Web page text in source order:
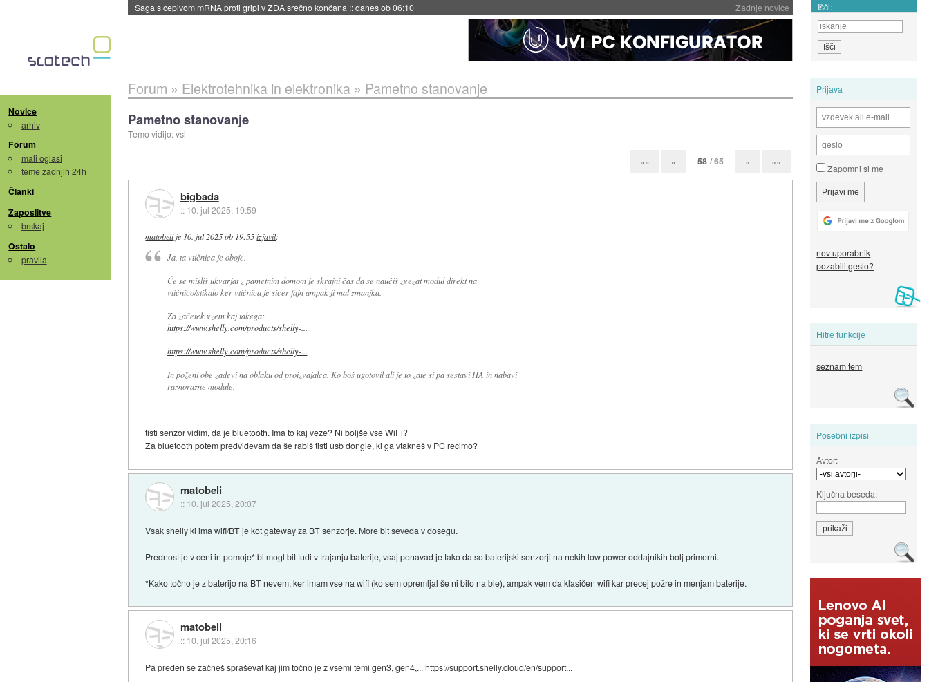
Zadnje novice
BMW v vozilih začel predvajati reklame::danes ob 06:09 Išči:
Novice
arhiv
Forum
mali oglasi
teme zadnjih 24h
Članki
Zaposlitve
brskaj
Ostalo
pravila
Prijava
Zapomni si me
nov uporabnik
pozabili geslo?
Hitre funkcije
seznam tem
Posebni izpisi
Avtor:
Ključna beseda:
Forum » Elektrotehnika in elektronika» Pametno stanovanje
Pametno stanovanje
Temo vidijo: vsi
«« « 58 / 65 » »»
bigbada
:: 10. jul 2025, 19:59
matobelije 10. jul 2025 ob 19:55 izjavil:
Ja, ta vtičnica je oboje.
Če se misliš ukvarjat z pametnim domom je skrajni čas da se naučiš zvezat modul direkt na
vtičnico/stikalo ker vtičnica je sicer fajn ampak ji mal zmanjka.
Za začetek vzem kaj takega:
https://www.shelly.com/products/shelly-...
https://www.shelly.com/products/shelly-...
In poženi obe zadevi na oblaku od proizvajalca. Ko boš ugotovil ali je to zate si pa sestavi HA in nabavi
raznorazne module.
tisti senzor vidim, da je bluetooth. Ima to kaj veze? Ni boljše vse WiFi?
Za bluetooth potem predvidevam da še rabiš tisti usb dongle, ki ga vtakneš v PC recimo?
matobeli
:: 10. jul 2025, 20:07
Vsak shelly ki ima wifi/BT je kot gateway za BT senzorje. More bit seveda v dosegu.
Prednost je v ceni in pomoje* bi mogl bit tudi v trajanju baterije, vsaj ponavad je tako da so baterijski senzorji na nekih low power oddajnikih bolj primerni.
*Kako točno je z baterijo na BT nevem, ker imam vse na wifi (ko sem opremljal še ni bilo na ble), ampak vem da klasičen wifi kar precej požre in menjam baterije.
matobeli
:: 10. jul 2025, 20:16
Pa preden se začneš spraševat kaj jim točno je z vsemi temi gen3, gen4,...https://support.shelly.cloud/en/support...